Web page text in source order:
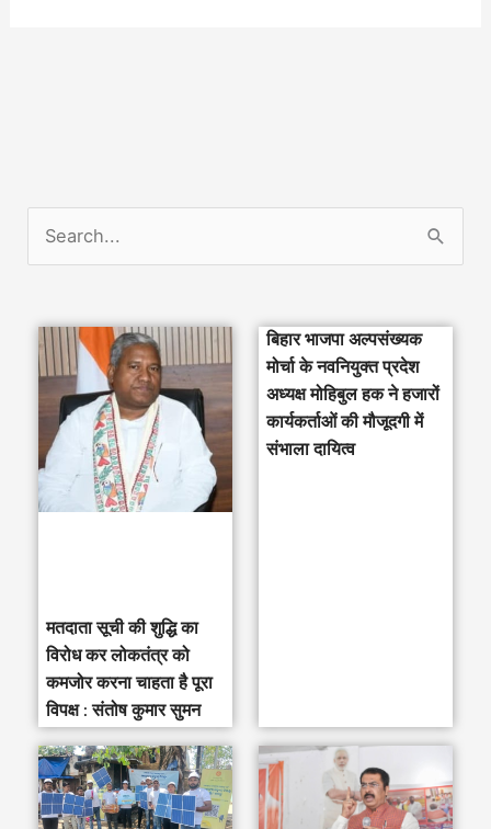
मतदाता सूची की शुद्धि का
विरोध कर लोकतंत्र को
कमजोर करना चाहता है पूरा
विपक्ष : संतोष कुमार सुमन
बिहार भाजपा अल्पसंख्यक
मोर्चा के नवनियुक्त प्रदेश
अध्यक्ष मोहिबुल हक ने हजारों
कार्यकर्ताओं की मौजूदगी में
संभाला दायित्व